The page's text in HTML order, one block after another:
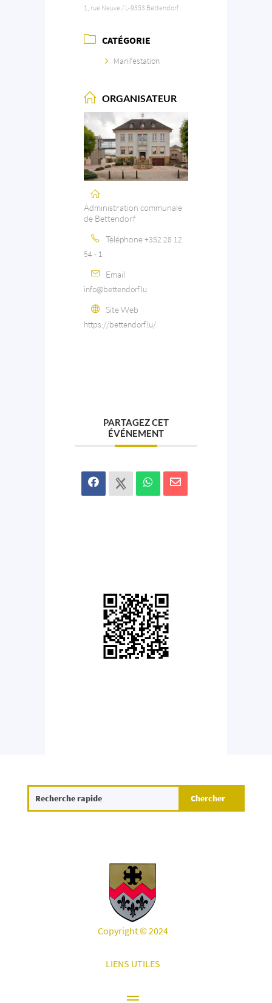
1, rue Neuve / L-9353 Bettendorf
CATÉGORIE
Manifestation
ORGANISATEUR
Administration communale
de Bettendorf
Téléphone+352 28 12
54 - 1
Email
info@bettendorf.lu
Site Web
https://bettendorf.lu/
PARTAGEZ CET
ÉVÉNEMENT
Copyright © 2024
LIENS UTILES